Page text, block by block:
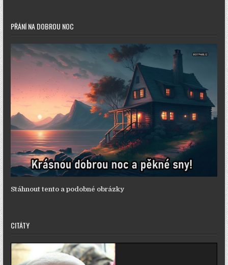
PŘÁNÍ NA DOBROU NOC
Stáhnout tento a podobné obrázky
CITÁTY